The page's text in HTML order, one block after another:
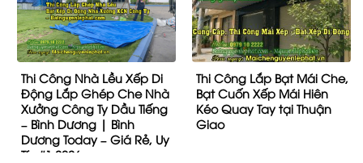
Thi Công Nhà Lều Xếp Di
Động Lắp Ghép Che Nhà
Xưởng Công Ty Dầu Tiếng
– Bình Dương | Bình
Dương Today – Giá Rẻ, Uy
Tín #1 2026
Thi Công Lắp Bạt Mái Che,
Bạt Cuốn Xếp Mái Hiên
Kéo Quay Tay tại Thuận
Giao